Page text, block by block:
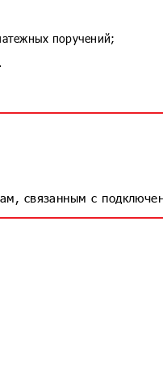
поручений;
связанным с